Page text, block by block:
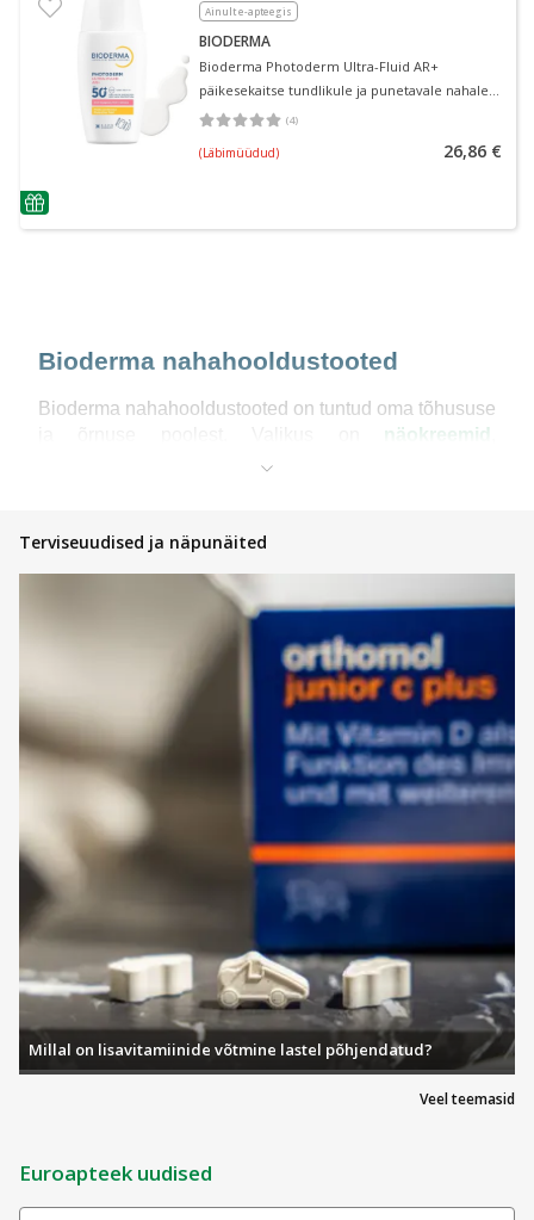
nõuanne
Ainult e-apteegis
BIODERMA
Bioderma Photoderm Ultra-Fluid AR+
päikesekaitse tundlikule ja punetavale nahale
SPF50+ 30 ml (4)
Keskmine hinnang 5.00
(Läbimüüdud) 26,86 €
Bioderma nahahooldustooted
Bioderma nahahooldustooted on tuntud oma tõhususe
näokreemid
huulepalsamid
armastatud tooteid – see eemaldab õrnalt mustuse ja
Bioderma dušiõli ja Bioderma dušigeel loodud
igapäevaseks kasutamiseks, jättes naha puhtaks,
pehmeks ja niisutatuks isegi tundlikul nahal.
Populaarsed Bioderma sarjad
Bioderma Atoderm
Bioderma Atoderm sari on loodud kuivale ja väga
kuivale nahale. Selle valikusse kuuluvad kreemid,
dušiõlid, dušigeelid ja Bioderma kätekreemid, mis
toidavad sügavuti ning aitavad taastada naha
kaitsebarjääri. Atoderm sobib suurepäraselt ka
atoopilisele ja tundlikule nahale pakkudes pikaajalist
niisutust ja kaitset külma, tuule ja sagedase pesemise
eest.
Atoderm sarja Bioderma huulepalsam aitab taastada
kuivi ja lõhenenud huuli, samal ajal kui Bioderma
Bioderma Sensibio
Bioderma Sensibio sari on loodud tundlikule ja
Terviseuudised ja näpunäited
Veel teemasid
Millal on lisavitamiinide võtmine lastel põhjendatud?
Euroapteek uudised